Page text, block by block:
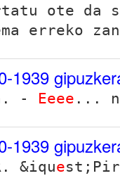
ote da
erreko
1939
. - Eeee ...
1939
&ique